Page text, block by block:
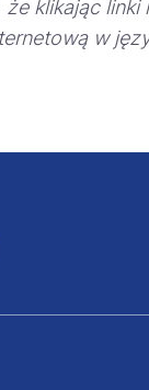
że klikając
w